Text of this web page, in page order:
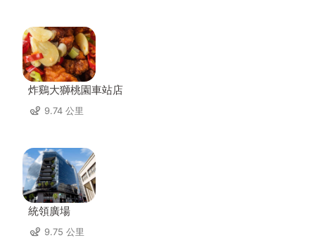
炸鷄大獅桃園車站店
9.74 公里
統領廣場
9.75 公里